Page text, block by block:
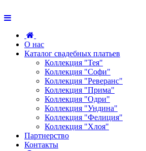
О нас
Каталог свадебных платьев
Коллекция "Тея"
Коллекция "Софи"
Коллекция "Реверанс"
Коллекция "Прима"
Коллекция "Одри"
Коллекция "Ундина"
Коллекция "Фелиция"
Коллекция "Хлоя"
Партнерство
Контакты